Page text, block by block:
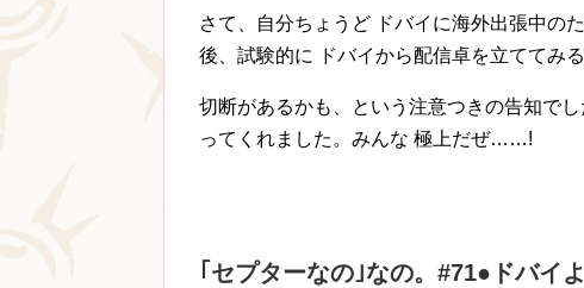
さて、自分ちょうど ドバイに海外出張中の
後、試験的に ドバイから配信卓を立ててみ
切断があるかも、という注意つきの告知で
ってくれました。みんな 極上だぜ……!
｢セプターなの｣なの。#71●ドバイ